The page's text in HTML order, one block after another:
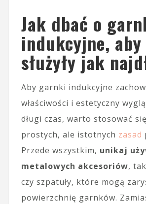
Jak dbać o
indukcyjne, aby
służyły jak
Aby garnki indukcyjne
właściwości i estetyczny
długi czas, warto stosować
prostych, ale istotnych zasad
Przede wszystkim, unikaj
metalowych akcesoriów,
czy szpatuły, które mogą
powierzchnię garnków.